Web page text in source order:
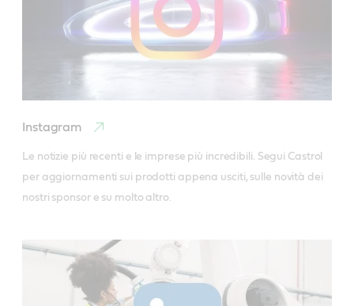
Instagram
Le notizie più recenti e le imprese più incredibili. Segui Castrol
per aggiornamenti sui prodotti appena usciti, sulle novità dei
nostri sponsor e su molto altro.